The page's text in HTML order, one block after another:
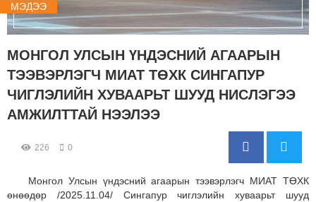
МЭДЭЭ
МОНГОЛ УЛСЫН ҮНДЭСНИЙ АГААРЫН
ТЭЭВЭРЛЭГЧ МИАТ ТӨХК СИНГАПУР
ЧИГЛЭЛИЙН ХУВААРЬТ ШУУД НИСЛЭГЭЭ
АМЖИЛТТАЙ НЭЭЛЭЭ
226 0
Монгол Улсын үндэсний агаарын тээвэрлэгч МИАТ ТӨХК
өнөөдөр /2025.11.04/ Сингапур чиглэлийн хуваарьт шууд